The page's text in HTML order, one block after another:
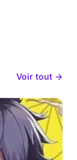
Voir tout →